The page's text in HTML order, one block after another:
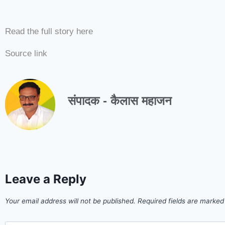
Read the full story here
Source link
संपादक - कैलास महाजन
Leave a Reply
Your email address will not be published. Required fields are